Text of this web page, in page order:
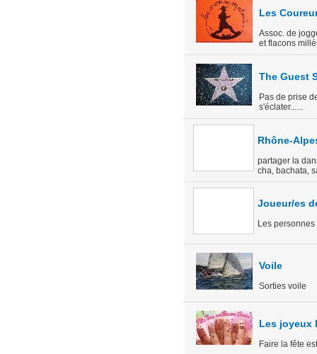
Les
Assoc. de
et flacons
The Guest
Pas de prise
s'éclater......
Rhône-
partager la
cha, bachata,
Joueur/es
Les
Voile
Sorties voile
Les joyeux
Faire la fête